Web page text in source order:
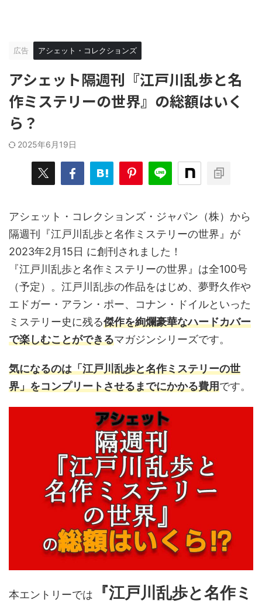
広告 アシェット・コレクションズ
アシェット隔週刊『江戸川乱歩と名
作ミステリーの世界』の総額はいく
ら？
2025年6月19日
アシェット・コレクションズ・ジャパン（株）から
隔週刊『江戸川乱歩と名作ミステリーの世界』が
2023年2月15日 に創刊されました！
『江戸川乱歩と名作ミステリーの世界』は全100号
（予定）。江戸川乱歩の作品をはじめ、夢野久作や
エドガー・アラン・ポー、コナン・ドイルといった
ミステリー史に残る傑作を絢爛豪華なハードカバー
で楽しむことができるマガジンシリーズです。
気になるのは「江戸川乱歩と名作ミステリーの世
界」をコンプリートさせるまでにかかる費用です。
本エントリーでは
『江戸川乱歩と名作ミ